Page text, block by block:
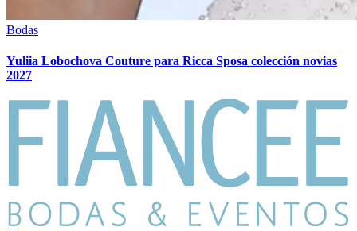
Bodas
Yuliia Lobochova Couture para Ricca Sposa colección novias
2027